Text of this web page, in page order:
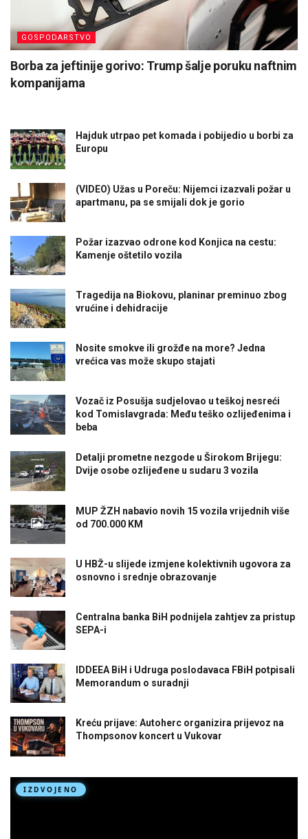
GOSPODARSTVO
Borba za jeftinije gorivo: Trump šalje poruku naftnim
kompanijama
Hajduk utrpao pet komada i pobijedio u borbi za
Europu
(VIDEO) Užas u Poreču: Nijemci izazvali požar u
apartmanu, pa se smijali dok je gorio
Požar izazvao odrone kod Konjica na cestu:
Kamenje oštetilo vozila
Tragedija na Biokovu, planinar preminuo zbog
vrućine i dehidracije
Nosite smokve ili grožđe na more? Jedna
vrećica vas može skupo stajati
Vozač iz Posušja sudjelovao u teškoj nesreći
kod Tomislavgrada: Među teško ozlijeđenima i
beba
Detalji prometne nezgode u Širokom Brijegu:
Dvije osobe ozlijeđene u sudaru 3 vozila
MUP ŽZH nabavio novih 15 vozila vrijednih više
od 700.000 KM
U HBŽ-u slijede izmjene kolektivnih ugovora za
osnovno i srednje obrazovanje
Centralna banka BiH podnijela zahtjev za pristup
SEPA-i
IDDEEA BiH i Udruga poslodavaca FBiH potpisali
Memorandum o suradnji
Kreću prijave: Autoherc organizira prijevoz na
Thompsonov koncert u Vukovar